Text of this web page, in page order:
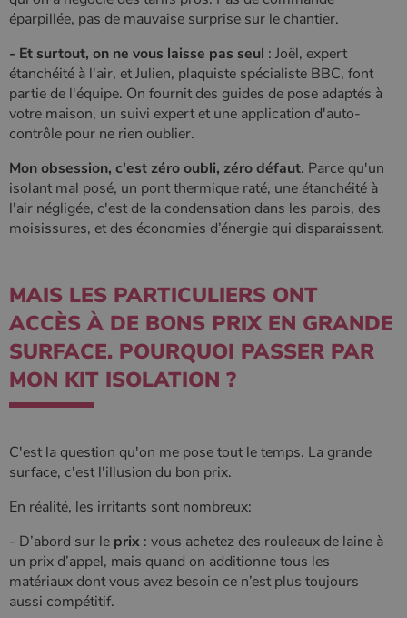
éparpillée, pas de mauvaise surprise sur le chantier.
- Et surtout, on ne vous laisse pas seul : Joël, expert
étanchéité à l'air, et Julien, plaquiste spécialiste BBC, font
partie de l'équipe. On fournit des guides de pose adaptés à
votre maison, un suivi expert et une application d'auto-
contrôle pour ne rien oublier.
Mon obsession, c'est zéro oubli, zéro défaut. Parce qu'un
isolant mal posé, un pont thermique raté, une étanchéité à
l'air négligée, c'est de la condensation dans les parois, des
moisissures, et des économies d’énergie qui disparaissent.
MAIS LES PARTICULIERS ONT
ACCÈS À DE BONS PRIX EN GRANDE
SURFACE. POURQUOI PASSER PAR
MON KIT ISOLATION ?
C'est la question qu'on me pose tout le temps. La grande
surface, c'est l'illusion du bon prix.
En réalité, les irritants sont nombreux:
- D’abord sur le prix : vous achetez des rouleaux de laine à
un prix d’appel, mais quand on additionne tous les
matériaux dont vous avez besoin ce n’est plus toujours
aussi compétitif.